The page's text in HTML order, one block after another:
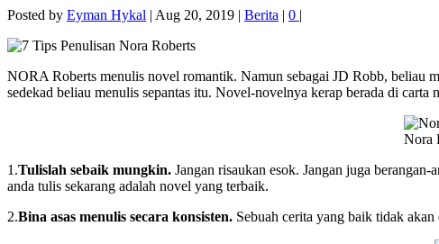
Posted by Eyman Hykal | Aug 20, 2019 | Berita | 0 |
NORA Roberts menulis novel romantik. Namun sebagai JD Robb, beliau
sedekad beliau menulis sepantas itu. Novel-novelnya kerap berada di
Nora
1.Tulislah sebaik mungkin. Jangan risaukan esok. Jangan juga
anda tulis sekarang adalah novel yang terbaik.
2.Bina asas menulis secara konsisten. Sebuah cerita yang baik tidak